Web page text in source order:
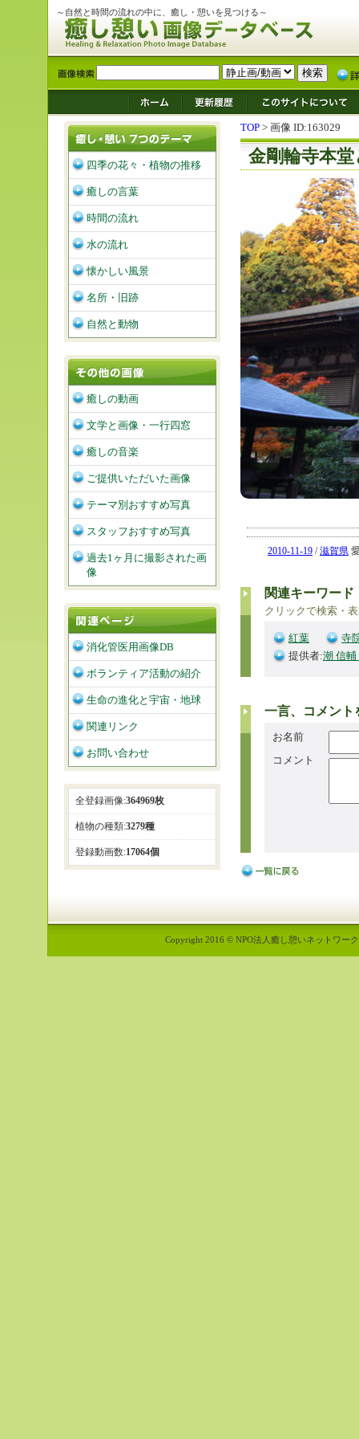
～自然と時間の流れの中に、癒し・憩いを見つける～
TOP > 画像 ID:163029
金剛輪寺本
2010-11-19 / 滋賀県
関連キーワード
クリックで検索・
紅葉
寺
提供者:潮 信
一言、コメント
お名前
コメント
四季の花々・植物の推移
癒しの言葉
時間の流れ
水の流れ
懐かしい風景
名所・旧跡
自然と動物
癒しの動画
文学と画像・一行四窓
癒しの音楽
ご提供いただいた画像
テーマ別おすすめ写真
スタッフおすすめ写真
過去1ヶ月に撮影された画
像
消化管医用画像DB
ボランティア活動の紹介
生命の進化と宇宙・地球
関連リンク
お問い合わせ
全登録画像:364969枚
植物の種類:3279種
登録動画数:17064個
Copyright 2016 © NPO法人癒し憩いネットワー